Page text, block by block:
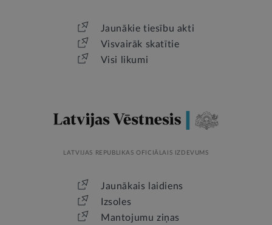
Jaunākie tiesību akti
Visvairāk skatītie
Visi likumi
LATVIJAS REPUBLIKAS OFICIĀLAIS IZDEVUMS
Jaunākais laidiens
Izsoles
Mantojumu ziņas